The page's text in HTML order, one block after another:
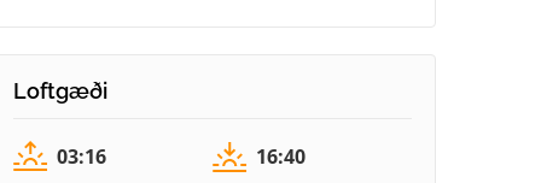
Loftgæði
03:16 16:40